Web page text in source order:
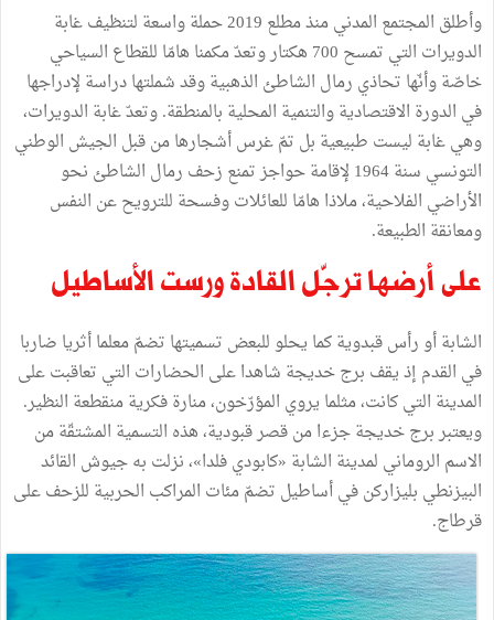
وأطلق المجتمع المدني منذ مطلع 2019 حملة واسعة لتنظيف غابة
الدويرات التي تمسح 700 هكتار وتعدّ مكمنا هامّا للقطاع السياحي
خاصّة وأنّها تحاذي رمال الشاطئ الذهبية وقد شملتها دراسة لإدراجها
في الدورة الاقتصادية والتنمية المحلية بالمنطقة. وتعدّ غابة الدويرات،
وهي غابة ليست طبيعية بل تمّ غرس أشجارها من قبل الجيش الوطني
التونسي سنة 1964 لإقامة حواجز تمنع زحف رمال الشاطئ نحو
الأراضي الفلاحية، ملاذا هامّا للعائلات وفسحة للترويح عن النفس
ومعانقة الطبيعة.
على أرضها ترجّل القادة ورست الأساطيل
الشابة أو رأس قبدوية كما يحلو للبعض تسميتها تضمّ معلما أثريا ضاربا
في القدم إذ يقف برج خديجة شاهدا على الحضارات التي تعاقبت على
المدينة التي كانت، مثلما يروي المؤرّخون، منارة فكرية منقطعة النظير.
ويعتبر برج خديجة جزءا من قصر قبودية، هذه التسمية المشتقّة من
الاسم الروماني لمدينة الشابة «كابودي فلدا»، نزلت به جيوش القائد
البيزنطي بليزاركن في أساطيل تضمّ مئات المراكب الحربية للزحف على
قرطاج.